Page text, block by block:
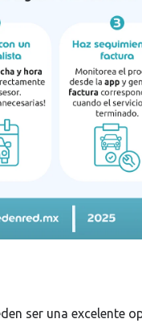
ser una excelente